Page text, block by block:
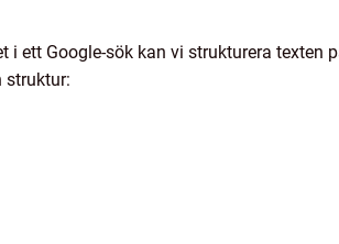
ett Google-sök kan vi strukturera texten
struktur: